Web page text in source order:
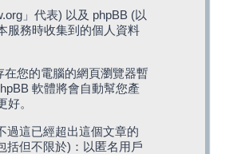
」代表) 以及 phpBB (以
服務時收集到的個人資料
您的電腦的網頁瀏覽器暫
軟體將會自動幫您產
。
過這已經超出這個文章的
括但不限於)：以匿名用戶